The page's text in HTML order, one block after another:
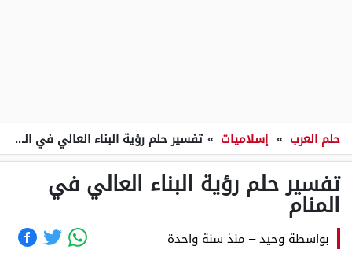
حلم العرب » إسلاميات » تفسير حلم رؤية البناء العالي في المنام
تفسير حلم رؤية البناء العالي في
المنام
بواسطة وحيد– منذ سنة واحدة